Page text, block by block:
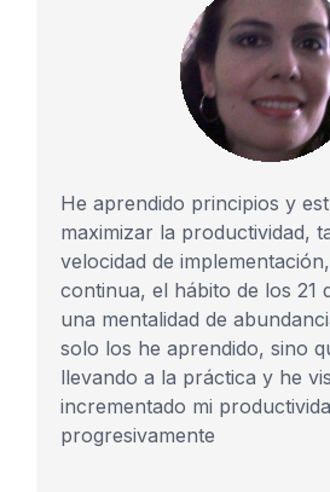
He aprendido principios y
maximizar la productividad,
velocidad de
continua, el hábito de los 21
una mentalidad de
solo los he aprendido, sino
llevando a la práctica y he
incrementado mi
progresivamente